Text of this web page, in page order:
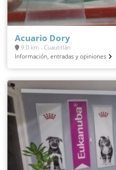
Acuario Dory
9.0 km - Cuautitlán
Información, entradas y opiniones